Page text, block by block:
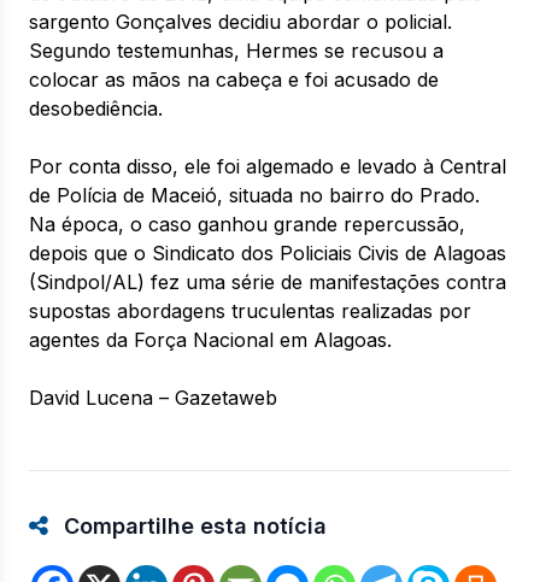
sargento Gonçalves decidiu abordar o policial.
Segundo testemunhas, Hermes se recusou a
colocar as mãos na cabeça e foi acusado de
desobediência.
Por conta disso, ele foi algemado e levado à Central
de Polícia de Maceió, situada no bairro do Prado.
Na época, o caso ganhou grande repercussão,
depois que o Sindicato dos Policiais Civis de Alagoas
(Sindpol/AL) fez uma série de manifestações contra
supostas abordagens truculentas realizadas por
agentes da Força Nacional em Alagoas.
David Lucena – Gazetaweb
Compartilhe esta notícia